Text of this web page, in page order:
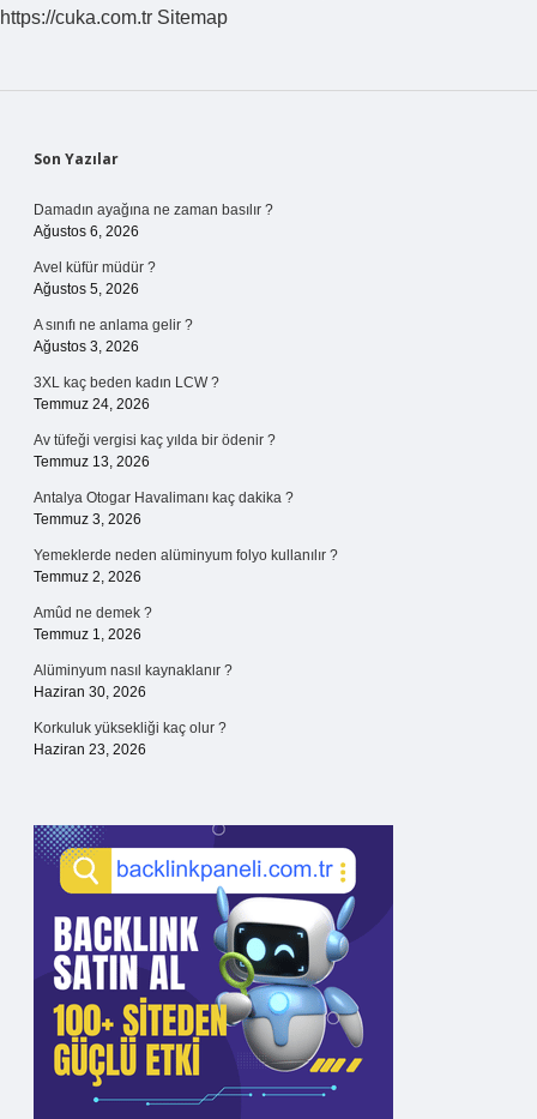
https://cuka.com.tr Sitemap
Sidebar
Son Yazılar
Damadın ayağına ne zaman basılır ?
Ağustos 6, 2026
Avel küfür müdür ?
Ağustos 5, 2026
A sınıfı ne anlama gelir ?
Ağustos 3, 2026
3XL kaç beden kadın LCW ?
Temmuz 24, 2026
Av tüfeği vergisi kaç yılda bir ödenir ?
Temmuz 13, 2026
Antalya Otogar Havalimanı kaç dakika ?
Temmuz 3, 2026
Yemeklerde neden alüminyum folyo kullanılır ?
Temmuz 2, 2026
Amûd ne demek ?
Temmuz 1, 2026
Alüminyum nasıl kaynaklanır ?
Haziran 30, 2026
Korkuluk yüksekliği kaç olur ?
Haziran 23, 2026